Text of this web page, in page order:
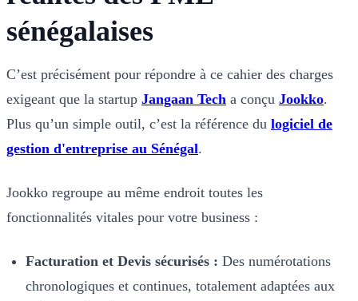
sénégalaises
C’est précisément pour répondre à ce cahier des charges
exigeant que la startup Jangaan Tech a conçu Jookko.
Plus qu’un simple outil, c’est la référence du logiciel de
gestion d'entreprise au Sénégal.
Jookko regroupe au même endroit toutes les
fonctionnalités vitales pour votre business :
Facturation et Devis sécurisés : Des numérotations
chronologiques et continues, totalement adaptées aux